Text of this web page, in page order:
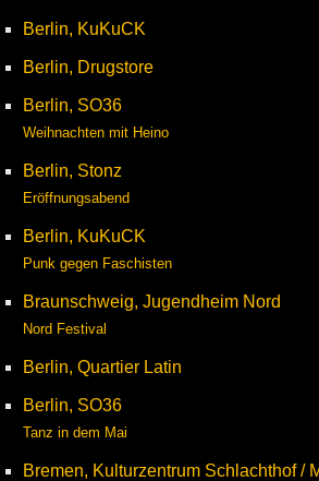
Berlin, KuKuCK
Berlin, Drugstore
Berlin, SO36
Weihnachten mit Heino
Berlin, Stonz
Eröffnungsabend
Berlin, KuKuCK
Punk gegen Faschisten
Braunschweig, Jugendheim Nord
Nord Festival
Berlin, Quartier Latin
Berlin, SO36
Tanz in dem Mai
Bremen, Kulturzentrum Schlachthof /